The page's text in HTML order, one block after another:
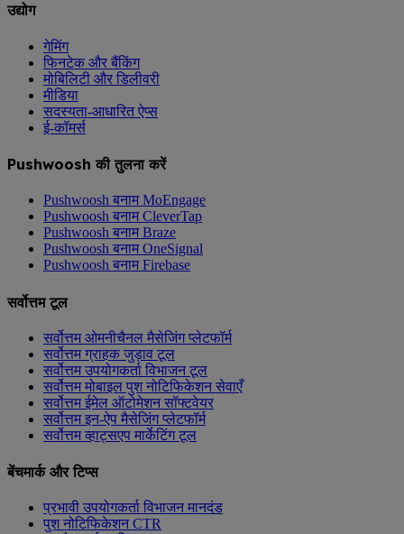
उद्योग
गेमिंग
फिनटेक और बैंकिंग
मोबिलिटी और डिलीवरी
मीडिया
सदस्यता-आधारित ऐप्स
ई-कॉमर्स
Pushwoosh की तुलना करें
Pushwoosh बनाम MoEngage
Pushwoosh बनाम CleverTap
Pushwoosh बनाम Braze
Pushwoosh बनाम OneSignal
Pushwoosh बनाम Firebase
सर्वोत्तम टूल
सर्वोत्तम ओमनीचैनल मैसेजिंग प्लेटफॉर्म
सर्वोत्तम ग्राहक जुड़ाव टूल
सर्वोत्तम उपयोगकर्ता विभाजन टूल
सर्वोत्तम मोबाइल पुश नोटिफिकेशन सेवाएँ
सर्वोत्तम ईमेल ऑटोमेशन सॉफ्टवेयर
सर्वोत्तम इन-ऐप मैसेजिंग प्लेटफॉर्म
सर्वोत्तम व्हाट्सएप मार्केटिंग टूल
बेंचमार्क और टिप्स
प्रभावी उपयोगकर्ता विभाजन मानदंड
पुश नोटिफिकेशन CTR